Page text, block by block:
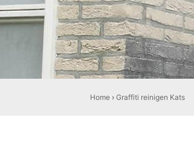
Home ›Graffiti reinigen Kats